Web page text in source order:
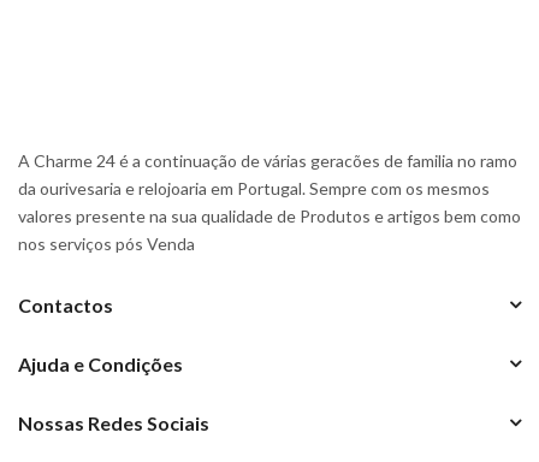
A Charme 24 é a continuação de várias geracões de familia no ramo
da ourivesaria e relojoaria em Portugal. Sempre com os mesmos
valores presente na sua qualidade de Produtos e artigos bem como
nos serviços pós Venda
Contactos
Ajuda e Condições
Nossas Redes Sociais